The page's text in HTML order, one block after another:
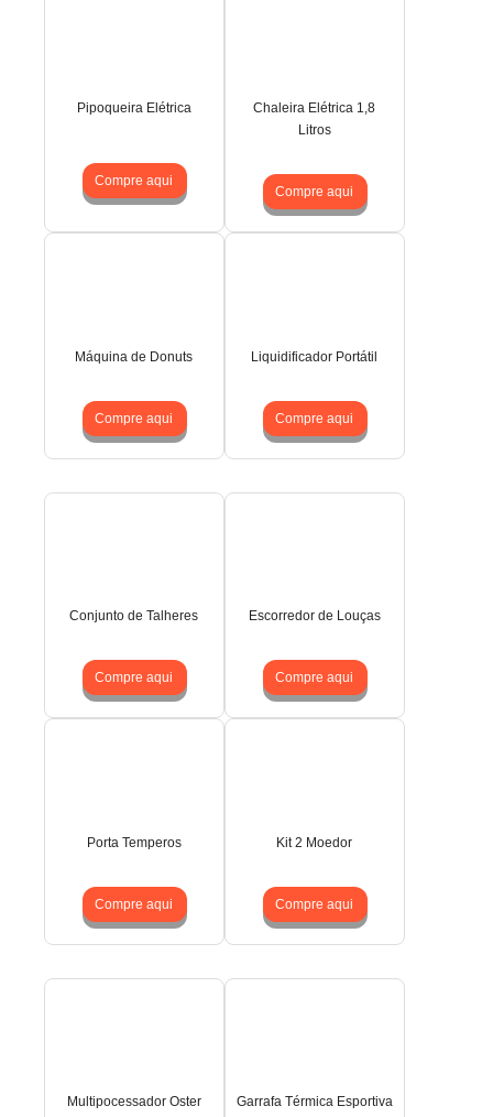
Pipoqueira Elétrica
Compre aqui
Chaleira Elétrica 1,8
Litros
Compre aqui
Máquina de Donuts
Compre aqui
Liquidificador Portátil
Compre aqui
Conjunto de Talheres
Compre aqui
Escorredor de Louças
Compre aqui
Porta Temperos
Compre aqui
Kit 2 Moedor
Compre aqui
Multipocessador Oster Garrafa Térmica Esportiva